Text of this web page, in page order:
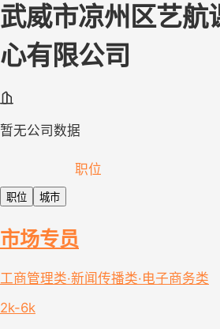
武威市凉州区艺航
心有限公司
暂无公司数据
职位
职位 城市
市场专员
工商管理类·新闻传播类·电子商务类
2k-6k